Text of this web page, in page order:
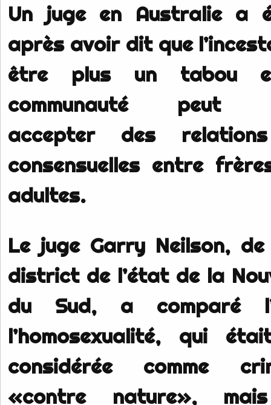
Un juge en Australie a
après avoir dit que
être plus un tabou
communauté peut
accepter des relations
consensuelles entre
adultes.
Le juge Garry Neilson,
district de l’état de la
du Sud, a comparé
l’homosexualité, qui
considérée comme
«contre nature»,